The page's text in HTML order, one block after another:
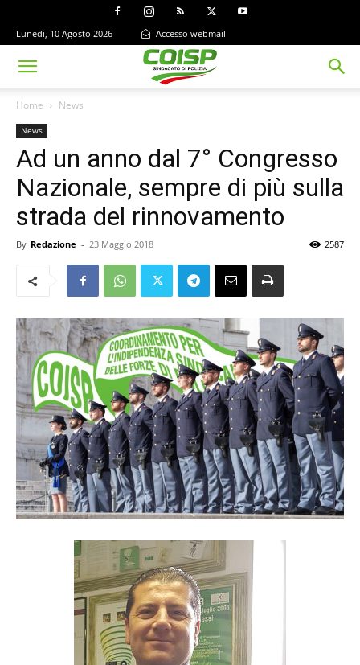
Lunedì, 10 Agosto 2026 Accesso webmail
Home News
News
Ad un anno dal 7° Congresso
Nazionale, sempre di più sulla
strada del rinnovamento
By Redazione - 23 Maggio 2018 2587